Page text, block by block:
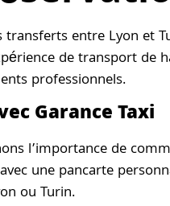
transferts entre Lyon et
de transport de
professionnels.
Garance Taxi
l’importance de
une pancarte
ou Turin.